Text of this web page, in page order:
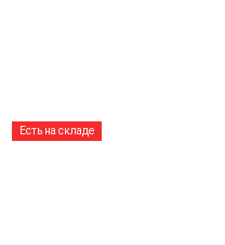
Есть на складе